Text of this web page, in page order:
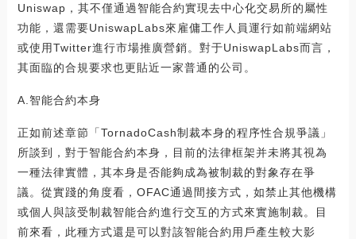
Uniswap，其不僅通過智能合約實現去中心化交易所的屬性
功能，還需要UniswapLabs來雇傭工作人員運行如前端網站
或使用Twitter進行市場推廣營銷。對于UniswapLabs而言，
其面臨的合規要求也更貼近一家普通的公司。
A.智能合約本身
正如前述章節「TornadoCash制裁本身的程序性合規爭議」
所談到，對于智能合約本身，目前的法律框架并未將其視為
一種法律實體，其本身是否能夠成為被制裁的對象存在爭
議。從實踐的角度看，OFAC通過間接方式，如禁止其他機構
或個人與該受制裁智能合約進行交互的方式來實施制裁。目
前來看，此種方式還是可以對該智能合約用戶產生較大影